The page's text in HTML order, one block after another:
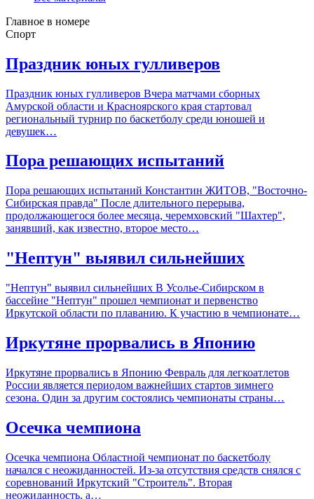
Главное в номере
Спорт
Праздник юных гулливеров
Праздник юных гулливеров Вчера матчами сборных
Амурской области и Красноярского края стартовал
региональный турнир по баскетболу среди юношей и
девушек…
Пора решающих испытаний
Пора решающих испытаний Константин ЖИТОВ, "Восточно-
Сибирская правда" После длительного перерыва,
продолжающегося более месяца, черемховский "Шахтер",
занявший, как известно, второе место…
"Нептун" выявил сильнейших
"Нептун" выявил сильнейших В Усолье-Сибирском в
бассейне "Нептун" прошел чемпионат и первенство
Иркутской области по плаванию. К участию в чемпионате…
Иркутяне прорвались в Японию
Иркутяне прорвались в Японию Февраль для легкоатлетов
России является периодом важнейших стартов зимнего
сезона. Один за другим состоялись чемпионаты страны…
Осечка чемпиона
Осечка чемпиона Областной чемпионат по баскетболу
начался с неожиданностей. Из-за отсутствия средств снялся с
соревнований Иркутский "Строитель". Вторая
неожиданность, а…